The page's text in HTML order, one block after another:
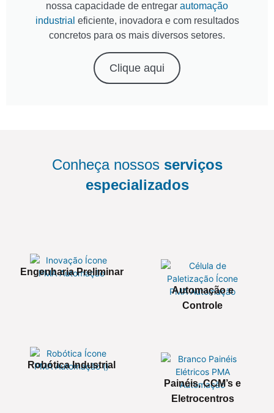
nossa capacidade de entregar automação
industrial eficiente, inovadora e com resultados
concretos para os mais diversos setores.
Clique aqui
Conheça nossos serviços
especializados
Engenharia Preliminar
Automação e
Controle
Robótica Industrial
Painéis, CCM’s e
Eletrocentros